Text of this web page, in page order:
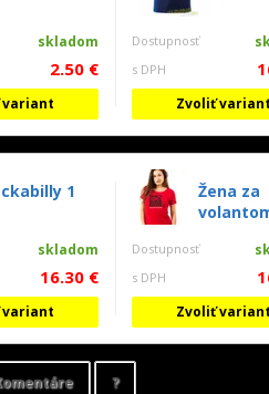
skladom
2.50 €
variant
Dostupnosť
s DPH
Zvoliť variant
1
skladom
16.30 €
variant
Žena za
Dostupnosť
s DPH
Zvoliť variant
?